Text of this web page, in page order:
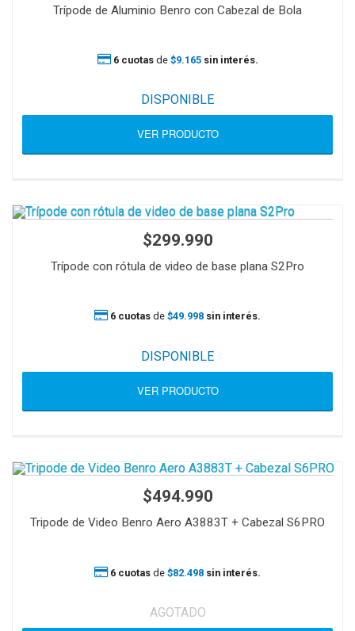
Trípode de Aluminio Benro con Cabezal de Bola
6 cuotasde $9.165 sin interés.
DISPONIBLE
VER PRODUCTO
$299.990
Trípode con rótula de video de base plana S2Pro
6 cuotas de $49.998 sin interés.
DISPONIBLE
VER PRODUCTO
$494.990
Tripode de Video Benro Aero A3883T + Cabezal S6PRO
6 cuotas de $82.498 sin interés.
AGOTADO